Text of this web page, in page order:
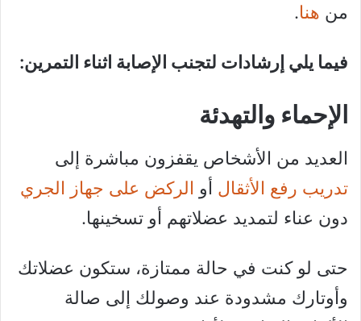
من هنا.
فيما يلي إرشادات لتجنب الإصابة اثناء التمرين:
الإحماء والتهدئة
العديد من الأشخاص يقفزون مباشرة إلى
تدريب رفع الأثقال أو الركض على جهاز الجري
دون عناء لتمديد عضلاتهم أو تسخينها.
حتى لو كنت في حالة ممتازة، ستكون عضلاتك
وأوتارك مشدودة عند وصولك إلى صالة